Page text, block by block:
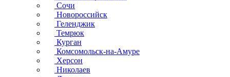
Сочи
Новороссийск
Геленджик
Темрюк
Курган
Комсомольск-на-Амуре
Херсон
Николаев